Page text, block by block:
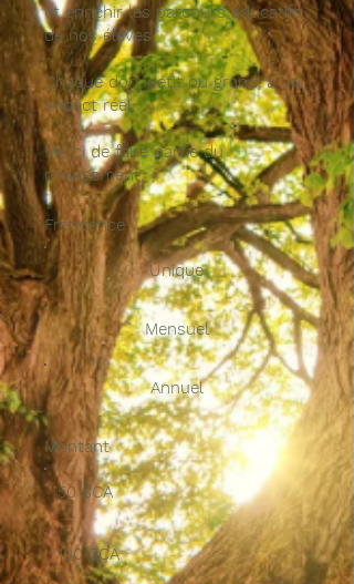
et enrichir les parcours éducatifs
de nos élèves.
Chaque don, petit ou grand, a un
impact réel.
Merci de faire partie du
changement.
Fréquence
Unique
Mensuel
Annuel
Montant
50 $CA
100 $CA